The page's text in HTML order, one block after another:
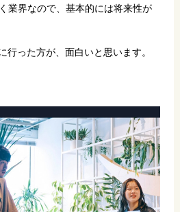
業界なので、基本的には将来性が
行った方が、面白いと思います。